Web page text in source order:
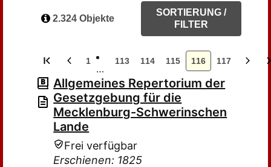
2.324 Objekte
SORTIERUNG /
FILTER
1
…
113 114 115 116 117
Allgemeines Repertorium der
Gesetzgebung für die
Mecklenburg-Schwerinschen
Lande
Frei verfügbar
Erschienen: 1825